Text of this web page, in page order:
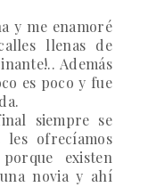
y me enamoré
llenas de
Además
es poco y fue
siempre se
ofrecíamos
existen
novia y ahí